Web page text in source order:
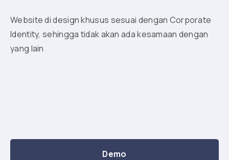
Website di design khusus sesuai dengan Corporate
Identity, sehingga tidak akan ada kesamaan dengan
yang lain
Demo